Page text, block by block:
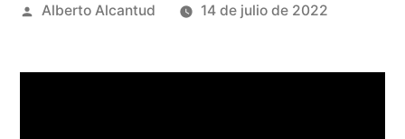
Publicado
Alberto Alcantud 14 de julio de 2022